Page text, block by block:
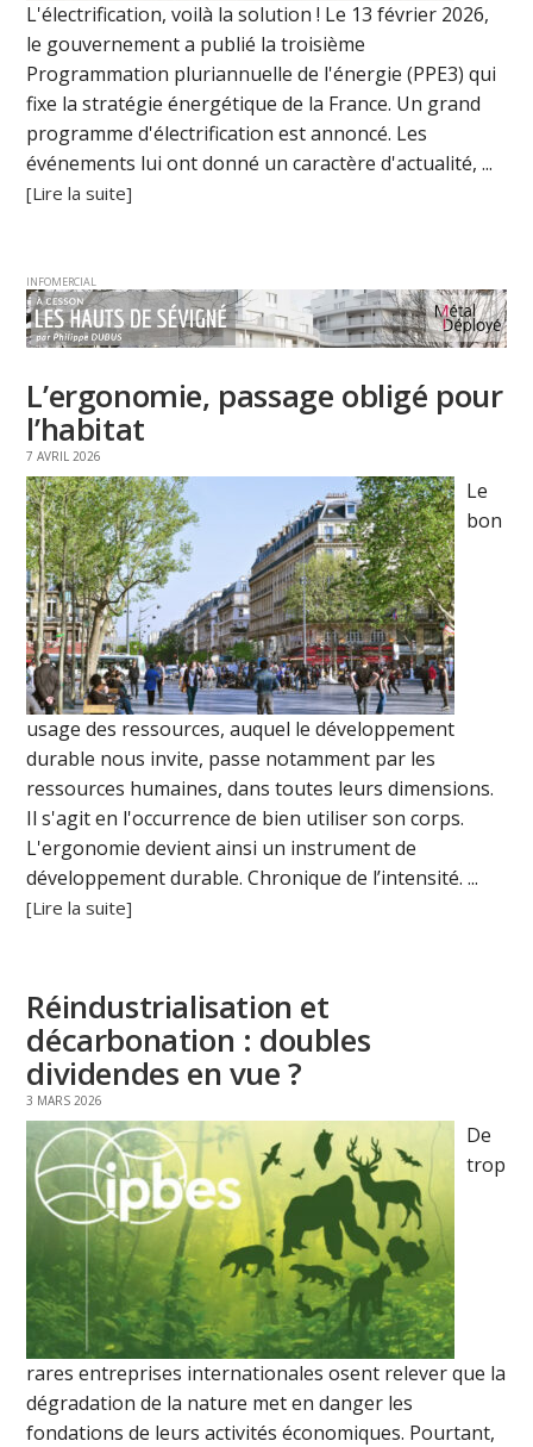
L'électrification, voilà la solution ! Le 13 février 2026,
le gouvernement a publié la troisième
Programmation pluriannuelle de l'énergie (PPE3) qui
fixe la stratégie énergétique de la France. Un grand
programme d'électrification est annoncé. Les
événements lui ont donné un caractère d'actualité, ...
[Lire la suite]
INFOMERCIAL
L’ergonomie, passage obligé pour
l’habitat
7 AVRIL 2026
Le
bon
usage des ressources, auquel le développement
durable nous invite, passe notamment par les
ressources humaines, dans toutes leurs dimensions.
Il s'agit en l'occurrence de bien utiliser son corps.
L'ergonomie devient ainsi un instrument de
développement durable. Chronique de l’intensité. ...
[Lire la suite]
Réindustrialisation et
décarbonation : doubles
dividendes en vue ?
3 MARS 2026
De
trop
rares entreprises internationales osent relever que la
dégradation de la nature met en danger les
fondations de leurs activités économiques. Pourtant,